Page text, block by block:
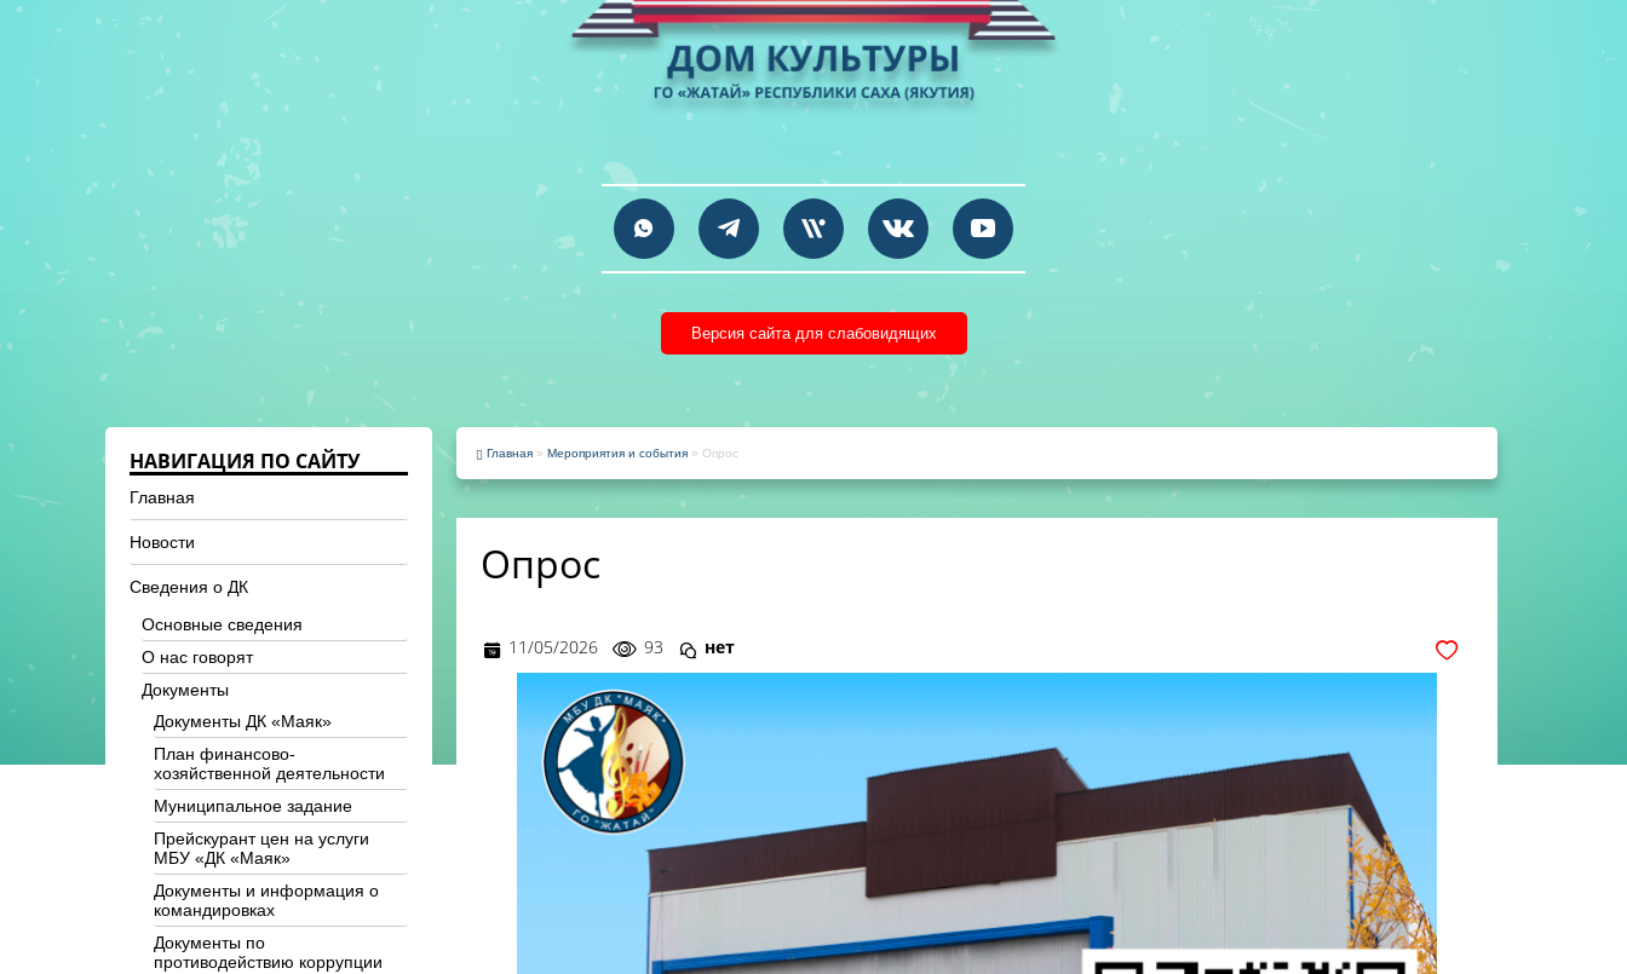
Версия сайта для слабовидящих
НАВИГАЦИЯ ПО САЙТУ
Главная
Новости
Сведения о ДК
Основные сведения
О нас говорят
Документы
Документы ДК «Маяк»
План финансово-
хозяйственной деятельности
Муниципальное задание
Прейскурант цен на услуги
МБУ «ДК «Маяк»
Документы и информация о
командировках
Документы по
противодействию коррупции
Главная » Мероприятия и события » Опрос
Опрос
11/05/2026 93 нет